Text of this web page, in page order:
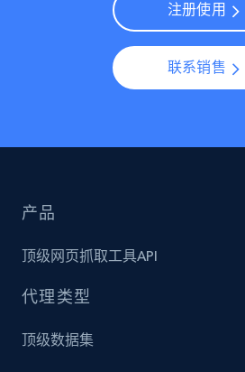
注册使用
联系销售
产品
顶级网页抓取工具API
代理类型
顶级数据集